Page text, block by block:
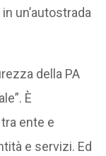
un’autostrada
della PA
È
tra ente e
e servizi. Ed